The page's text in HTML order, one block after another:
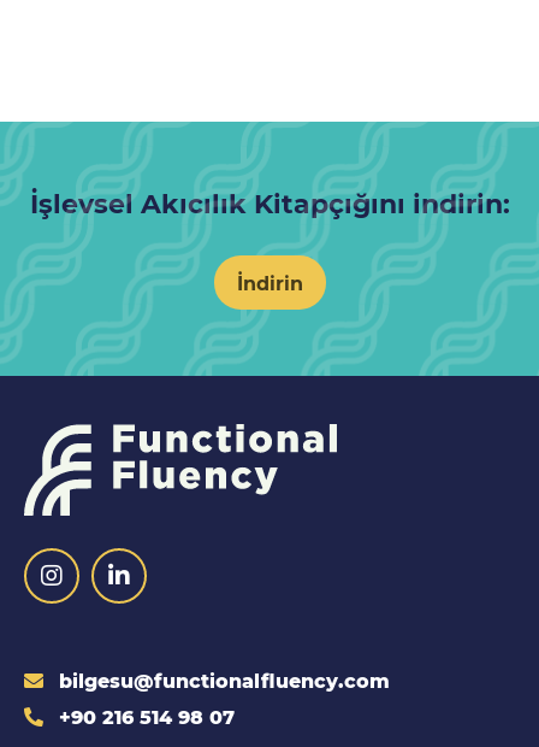
İşlevsel Akıcılık Kitapçığını indirin:
İndirin
bilgesu@functionalfluency.com
+90 216 514 98 07